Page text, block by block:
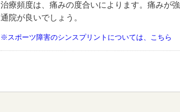
治療頻度は、痛みの度合いによります。痛みが
通院が良いでしょう。
※スポーツ障害のシンスプリントについては、こちら